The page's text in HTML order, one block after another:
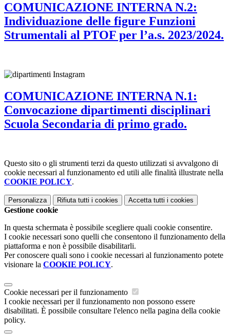
COMUNICAZIONE INTERNA N.2:
Individuazione delle figure Funzioni
Strumentali al PTOF per l’a.s. 2023/2024.
COMUNICAZIONE INTERNA N.1:
Convocazione dipartimenti disciplinari
Scuola Secondaria di primo grado.
Questo sito o gli strumenti terzi da questo utilizzati si avvalgono di
cookie necessari al funzionamento ed utili alle finalità illustrate nella
COOKIE POLICY.
Personalizza Rifiuta tutti i cookies Accetta tutti i cookies
Gestione cookie
In questa schermata è possibile scegliere quali cookie consentire.
I cookie necessari sono quelli che consentono il funzionamento della
piattaforma e non è possibile disabilitarli.
Per conoscere quali sono i cookie necessari al funzionamento potete
visionare la COOKIE POLICY.
Cookie necessari per il funzionamento
I cookie necessari per il funzionamento non possono essere
disabilitati. È possibile consultare l'elenco nella pagina della cookie
policy.